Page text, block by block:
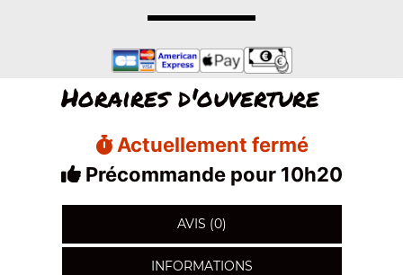
Horaires d'ouverture
Actuellement fermé
Précommande pour 10h20
AVIS (0)
INFORMATIONS